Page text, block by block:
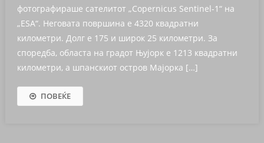
фотографираше сателитот „Copernicus Sentinel-1“ на
„ЕSА“. Неговата површина е 4320 квадратни
километри. Долг е 175 и широк 25 километри. За
споредба, областа на градот Њујорк е 1213 квадратни
километри, а шпанскиот остров Мајорка […]
ПОВЕЌЕ